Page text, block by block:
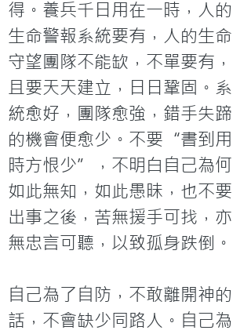
得。養兵千日用在一時，人的
生命警報系統要有，人的生命
守望團隊不能缼，不單要有，
且要天天建立，日日鞏固。系
統愈好，團隊愈強，錯手失蹄
的機會便愈少。不要“書到用
時方恨少”，不明白自己為何
如此無知，如此愚昧，也不要
出事之後，苦無援手可找，亦
無忠言可聽，以致孤身跌倒。
自己為了自防，不敢離開神的
話，不會缺少同路人。自己為